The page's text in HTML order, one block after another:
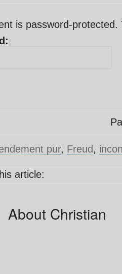
is password-
pur, Freud,
article:
About Christian